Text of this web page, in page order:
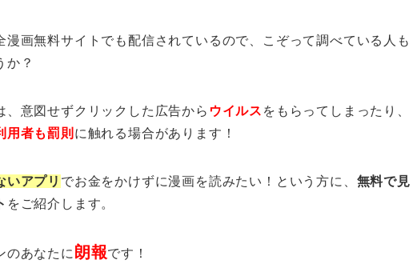
漫画無料サイトでも配信されているので、こぞって調べている人も
か？
、意図せずクリックした広告から ウイルス をもらってしまったり、
用者も罰則 に触れる場合があります！
いアプリ でお金をかけずに漫画を読みたい！という方に、 無料で見
をご紹介します。
のあなたに 朗報です！